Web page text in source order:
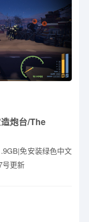
炮台/The
免安装绿色中文
号更新